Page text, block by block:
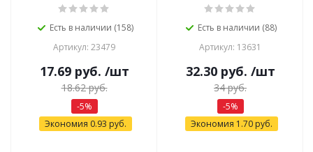
Есть в наличии (158)
Артикул: 23479
17.69руб. /шт
18.62руб.
-5%
Экономия 0.93 руб.
Есть в наличии (88)
Артикул: 13631
32.30руб. /шт
34руб.
-5%
Экономия 1.70руб.